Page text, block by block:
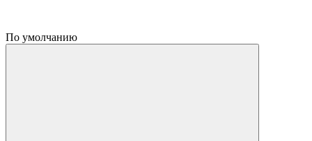
По умолчанию